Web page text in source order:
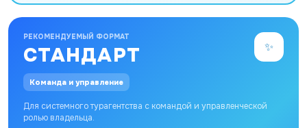
РЕКОМЕНДУЕМЫЙ ФОРМАТ
СТАНДАРТ ✨
Команда и управление
Для системного турагентства с командой и управленческой
ролью владельца.